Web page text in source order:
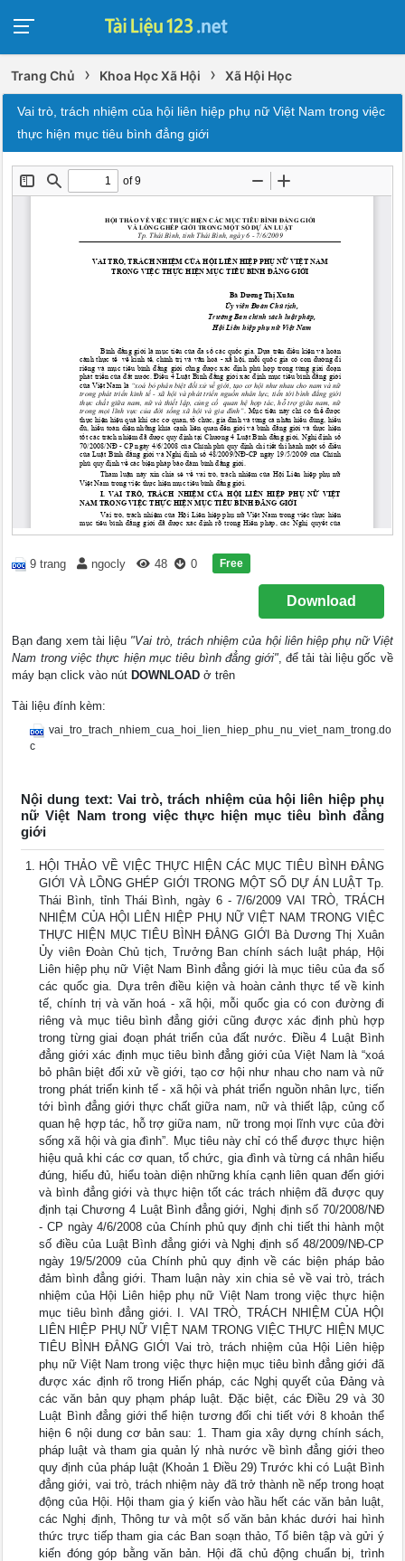
Trang Chủ › Khoa Học Xã Hội › Xã Hội Học
Vai trò, trách nhiệm của hội liên hiệp phụ nữ Việt Nam trong việc
thực hiện mục tiêu bình đẳng giới
9 trang ngocly 48 0 Free
Download
Bạn đang xem tài liệu "Vai trò, trách nhiệm của hội liên hiệp phụ nữ Việt
Nam trong việc thực hiện mục tiêu bình đẳng giới", để tải tài liệu gốc về
máy bạn click vào nút DOWNLOAD ở trên
Tài liệu đính kèm:
vai_tro_trach_nhiem_cua_hoi_lien_hiep_phu_nu_viet_nam_trong.do
c
Nội dung text: Vai trò, trách nhiệm của hội liên hiệp phụ
nữ Việt Nam trong việc thực hiện mục tiêu bình đẳng
giới
HỘI THẢO VỀ VIỆC THỰC HIỆN CÁC MỤC TIÊU BÌNH ĐẲNG
GIỚI VÀ LỒNG GHÉP GIỚI TRONG MỘT SỐ DỰ ÁN LUẬT Tp.
Thái Bình, tỉnh Thái Bình, ngày 6 - 7/6/2009 VAI TRÒ, TRÁCH
NHIỆM CỦA HỘI LIÊN HIỆP PHỤ NỮ VIỆT NAM TRONG VIỆC
THỰC HIỆN MỤC TIÊU BÌNH ĐẲNG GIỚI Bà Dương Thị Xuân
Ủy viên Đoàn Chủ tịch, Trưởng Ban chính sách luật pháp, Hội
Liên hiệp phụ nữ Việt Nam Bình đẳng giới là mục tiêu của đa số
các quốc gia. Dựa trên điều kiện và hoàn cảnh thực tế về kinh
tế, chính trị và văn hoá - xã hội, mỗi quốc gia có con đường đi
riêng và mục tiêu bình đẳng giới cũng được xác định phù hợp
trong từng giai đoạn phát triển của đất nước. Điều 4 Luật Bình
đẳng giới xác định mục tiêu bình đẳng giới của Việt Nam là “xoá
bỏ phân biệt đối xử về giới, tạo cơ hội như nhau cho nam và nữ
trong phát triển kinh tế - xã hội và phát triển nguồn nhân lực, tiến
tới bình đẳng giới thực chất giữa nam, nữ và thiết lập, củng cố
quan hệ hợp tác, hỗ trợ giữa nam, nữ trong mọi lĩnh vực của đời
sống xã hội và gia đình”. Mục tiêu này chỉ có thể được thực hiện
hiệu quả khi các cơ quan, tổ chức, gia đình và từng cá nhân hiểu
đúng, hiểu đủ, hiểu toàn diện những khía cạnh liên quan đến giới
và bình đẳng giới và thực hiện tốt các trách nhiệm đã được quy
định tại Chương 4 Luật Bình đẳng giới, Nghị định số 70/2008/NĐ
- CP ngày 4/6/2008 của Chính phủ quy định chi tiết thi hành một
số điều của Luật Bình đẳng giới và Nghị định số 48/2009/NĐ-CP
ngày 19/5/2009 của Chính phủ quy định về các biện pháp bảo
đảm bình đẳng giới. Tham luận này xin chia sẻ về vai trò, trách
nhiệm của Hội Liên hiệp phụ nữ Việt Nam trong việc thực hiện
mục tiêu bình đẳng giới. I. VAI TRÒ, TRÁCH NHIỆM CỦA HỘI
LIÊN HIỆP PHỤ NỮ VIỆT NAM TRONG VIỆC THỰC HIỆN MỤC
TIÊU BÌNH ĐẲNG GIỚI Vai trò, trách nhiệm của Hội Liên hiệp
phụ nữ Việt Nam trong việc thực hiện mục tiêu bình đẳng giới đã
được xác định rõ trong Hiến pháp, các Nghị quyết của Đảng và
các văn bản quy phạm pháp luật. Đặc biệt, các Điều 29 và 30
Luật Bình đẳng giới thể hiện tương đối chi tiết với 8 khoản thể
hiện 6 nội dung cơ bản sau: 1. Tham gia xây dựng chính sách,
pháp luật và tham gia quản lý nhà nước về bình đẳng giới theo
quy định của pháp luật (Khoản 1 Điều 29) Trước khi có Luật Bình
đẳng giới, vai trò, trách nhiệm này đã trở thành nề nếp trong hoạt
động của Hội. Hội tham gia ý kiến vào hầu hết các văn bản luật,
các Nghị định, Thông tư và một số văn bản khác dưới hai hình
thức trực tiếp tham gia các Ban soạn thảo, Tổ biên tập và gửi ý
kiến đóng góp bằng văn bản. Hội đã chủ động chuẩn bị, trình